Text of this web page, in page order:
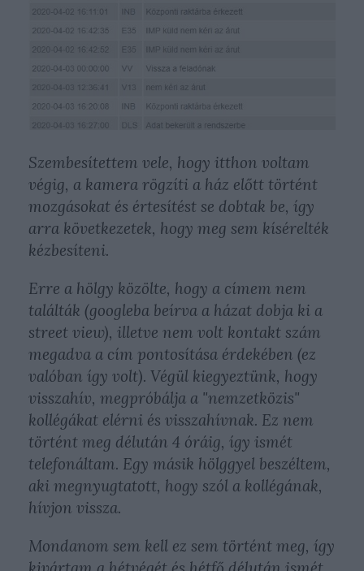
Szembesítettem vele, hogy itthon voltam
végig, a kamera rögzíti a ház előtt történt
mozgásokat és értesítést se dobtak be, így
arra következetek, hogy meg sem kísérelték
kézbesíteni.
Erre a hölgy közölte, hogy a címem nem
találták (googleba beírva a házat dobja ki a
street view), illetve nem volt kontakt szám
megadva a cím pontosítása érdekében (ez
valóban így volt). Végül kiegyeztünk, hogy
visszahív, megpróbálja a "nemzetközis"
kollégákat elérni és visszahívnak. Ez nem
történt meg délután 4 óráig, így ismét
telefonáltam. Egy másik hölggyel beszéltem,
aki megnyugtatott, hogy szól a kollégának,
hívjon vissza.
Mondanom sem kell ez sem történt meg, így